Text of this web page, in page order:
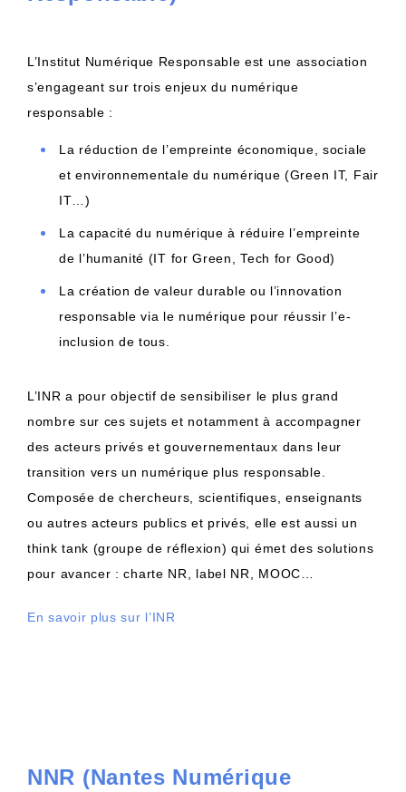
L’Institut Numérique Responsable est une association
s’engageant sur trois enjeux du numérique
responsable :
La réduction de l’empreinte économique, sociale
et environnementale du numérique (Green IT, Fair
IT…)
La capacité du numérique à réduire l’empreinte
de l’humanité (IT for Green, Tech for Good)
La création de valeur durable ou l’innovation
responsable via le numérique pour réussir l’e-
inclusion de tous.
L’INR a pour objectif de sensibiliser le plus grand
nombre sur ces sujets et notamment à accompagner
des acteurs privés et gouvernementaux dans leur
transition vers un numérique plus responsable.
Composée de chercheurs, scientifiques, enseignants
ou autres acteurs publics et privés, elle est aussi un
think tank (groupe de réflexion) qui émet des solutions
pour avancer : charte NR, label NR, MOOC…
En savoir plus sur l’INR
NNR (Nantes Numérique